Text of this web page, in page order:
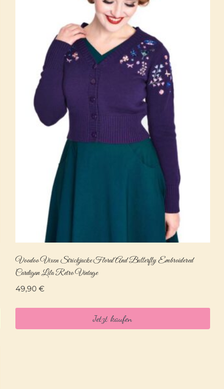
Voodoo Vixen Strickjacke Floral And Butterfly Embroidered
Cardigan Lila Retro Vintage
49,90 €
Jetzt kaufen